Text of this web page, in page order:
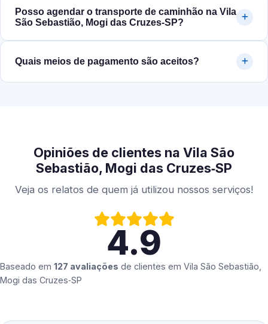
Posso agendar o transporte de caminhão na Vila
São Sebastião, Mogi das Cruzes‑SP?
Quais meios de pagamento são aceitos?
Opiniões de clientes na Vila São
Sebastião, Mogi das Cruzes‑SP
Veja os relatos de quem já utilizou nossos serviços!
4.9
Baseado em 127 avaliações de clientes em Vila São Sebastião,
Mogi das Cruzes‑SP